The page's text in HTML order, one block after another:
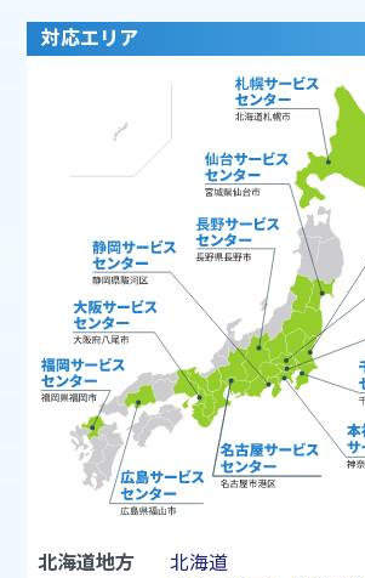
対応エリア
北海道地方
北海道